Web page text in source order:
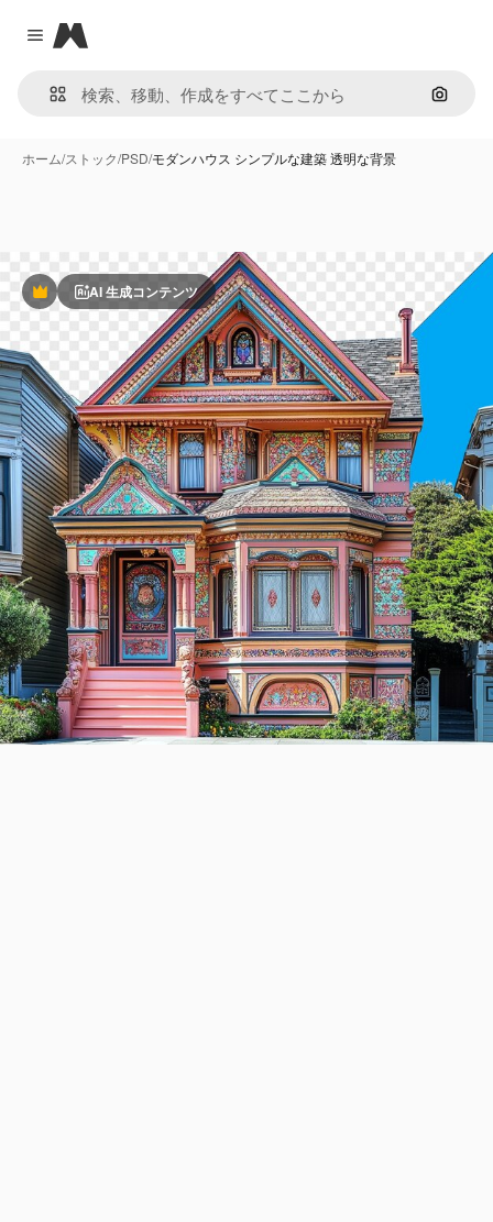
Close menu
Magnific
画像で
ホーム/ストック/PSD/モダンハウス シンプルな建築 透明な背景
PremiumAI 生成コンテンツ